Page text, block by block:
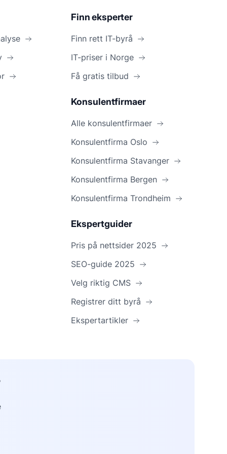
Finn eksperter
Finn rett IT-byrå
IT-priser i Norge
Få gratis tilbud
Konsulentfirmaer
Alle konsulentfirmaer
Konsulentfirma Oslo
Konsulentfirma Stavanger
Konsulentfirma Bergen
Konsulentfirma Trondheim
Ekspertguider
Pris på nettsider 2025
SEO-guide 2025
Velg riktig CMS
Registrer ditt byrå
Ekspertartikler